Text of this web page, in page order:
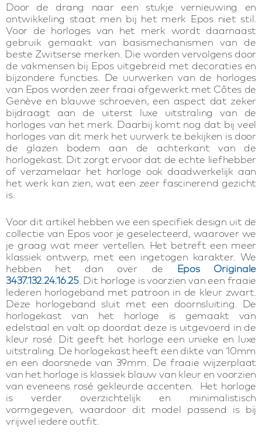
Door de drang naar een stukje vernieuwing en
ontwikkeling staat men bij het merk Epos niet stil.
Voor de horloges van het merk wordt daarnaast
gebruik gemaakt van basismechanismen van de
beste Zwitserse merken. Die worden vervolgens door
de vakmensen bij Epos uitgebreid met decoraties en
bijzondere functies. De uurwerken van de horloges
van Epos worden zeer fraai afgewerkt met Côtes de
Genève en blauwe schroeven, een aspect dat zeker
bijdraagt aan de uiterst luxe uitstraling van de
horloges van het merk. Daarbij komt nog dat bij veel
horloges van dit merk het uurwerk te bekijken is door
de glazen bodem aan de achterkant van de
horlogekast. Dit zorgt ervoor dat de echte liefhebber
of verzamelaar het horloge ook daadwerkelijk aan
het werk kan zien, wat een zeer fascinerend gezicht
is.
Voor dit artikel hebben we een specifiek design uit de
collectie van Epos voor je geselecteerd, waarover we
je graag wat meer vertellen. Het betreft een meer
klassiek ontwerp, met een ingetogen karakter. We
hebben het dan over de Epos Originale
3437.132.24.16.25. Dit horloge is voorzien van een fraaie
lederen horlogeband met patroon in de kleur zwart.
Deze horlogeband sluit met een doornsluiting. De
horlogekast van het horloge is gemaakt van
edelstaal en valt op doordat deze is uitgevoerd in de
kleur rosé. Dit geeft het horloge een unieke en luxe
uitstraling. De horlogekast heeft een dikte van 10mm
en een doorsnede van 39mm. De fraaie wijzerplaat
van het horloge is klassiek blauw van kleur en voorzien
van eveneens rosé gekleurde accenten. Het horloge
is verder overzichtelijk en minimalistisch
vormgegeven, waardoor dit model passend is bij
vrijwel iedere outfit.